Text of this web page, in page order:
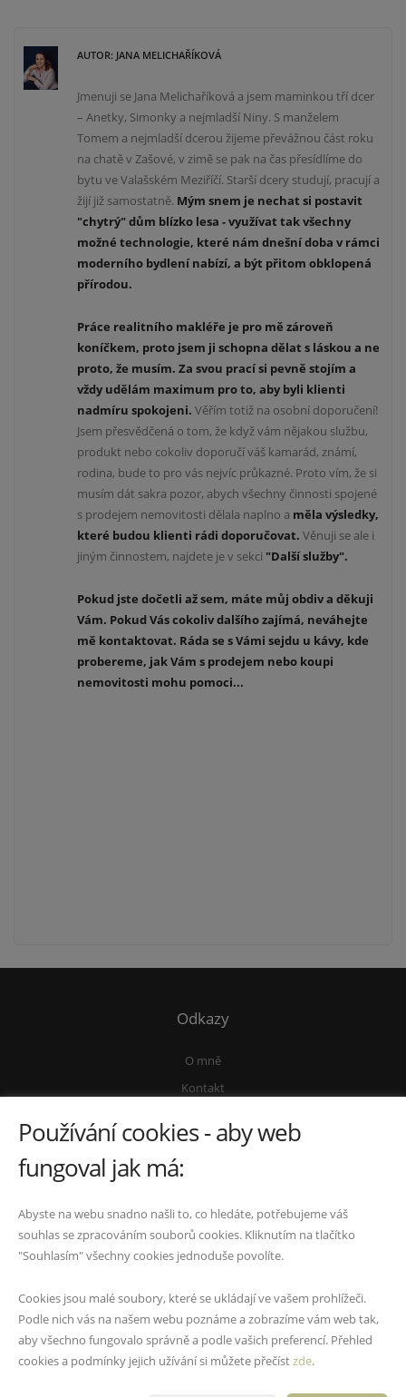
AUTOR: JANA MELICHAŘÍKOVÁ
Jmenuji se Jana Melichaříková a jsem maminkou tří dcer
– Anetky, Simonky a nejmladší Niny. S manželem
Tomem a nejmladší dcerou žijeme převážnou část roku
na chatě v Zašové, v zimě se pak na čas přesídlíme do
bytu ve Valašském Meziříčí. Starší dcery studují, pracují a
žijí již samostatně. Mým snem je nechat si postavit
"chytrý" dům blízko lesa -využívat tak všechny
možné technologie, které nám dnešní dobav rámci
moderního bydlenínabízí, a být přitom obklopená
přírodou.
Práce realitního makléře je pro mě zároveň
koníčkem, proto jsem ji schopna dělat s láskou a ne
proto, že musím. Za svou prací si pevně stojím a
vždy udělám maximum pro to, aby byli klienti
nadmíru spokojeni. Věřím totiž na osobní doporučení!
Jsem přesvědčená o tom, že když vám nějakou službu,
produkt nebo cokoliv doporučí váš kamarád, známí,
rodina, bude to pro vás nejvíc průkazné. Proto vím, že si
musím dát sakra pozor, abych všechny činnosti spojené
s prodejem nemovitosti dělala naplno a měla výsledky,
které budou klienti rádi doporučovat.Věnuji se ale i
jiným činnostem, najdete je v sekci "Další služby".
Pokud jste dočetli až sem, máte můj obdiv a děkuji
Vám. Pokud Vás cokoliv dalšího zajímá, neváhejte
mě kontaktovat. Ráda se s Vámi sejdu u kávy, kde
probereme, jak Vám s prodejem nebo koupi
nemovitosti mohu pomoci...
Odkazy
O mně
Kontakt
Vnitřní oznamovací systém
Kontakty
+420 733 609 486| reality@janamelicharikova.cz|
|
|
IČO: 76417425
Fyzická osoba zapsaná v živnostenském rejstříku
Používání cookies - aby web
fungoval jak má:
Abyste na webu snadno našli to, co hledáte, potřebujeme váš
souhlas se zpracováním souborů cookies. Kliknutím na tlačítko
"Souhlasím" všechny cookies jednoduše povolíte.
Cookies jsou malé soubory, které se ukládají ve vašem prohlížeči.
Podle nich vás na našem webu poznáme a zobrazíme vám web tak,
aby všechno fungovalo správně a podle vašich preferencí. Přehled
cookies a podmínky jejich užívání si můžete přečístzde.